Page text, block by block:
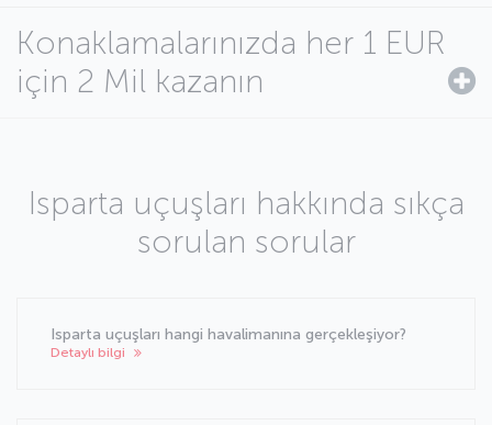
Konaklamalarınızda her 1 EUR
için 2 Mil kazanın
Isparta uçuşları hakkında sıkça
sorulan sorular
Isparta uçuşları hangi havalimanına gerçekleşiyor?
Detaylı bilgi